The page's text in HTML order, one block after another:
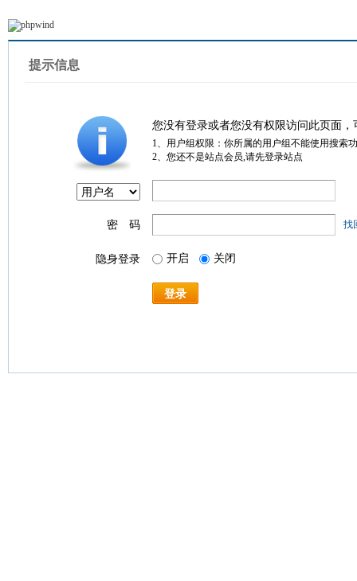
提示信息
您没有登录或者您没有权限访问此页面
1、用户组权限：你所属的用户组不能使用搜索
2、您还不是站点会员,请先登录站点
密 码 找
隐身登录 开启 关闭
登录